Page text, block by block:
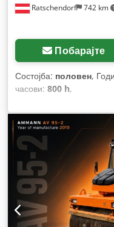
Ratschendorf 742 km
Побарајте
Состојба: половен,
часови: 800 h,